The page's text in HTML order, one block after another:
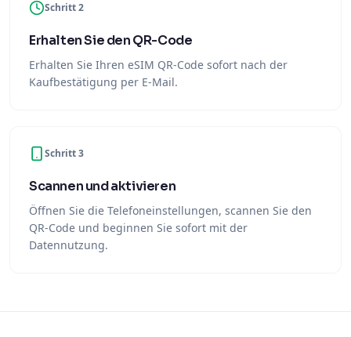
Schritt 2
Erhalten Sie den QR-Code
Erhalten Sie Ihren eSIM QR-Code sofort nach der
Kaufbestätigung per E-Mail.
Schritt 3
Scannen und aktivieren
Öffnen Sie die Telefoneinstellungen, scannen Sie den
QR-Code und beginnen Sie sofort mit der
Datennutzung.